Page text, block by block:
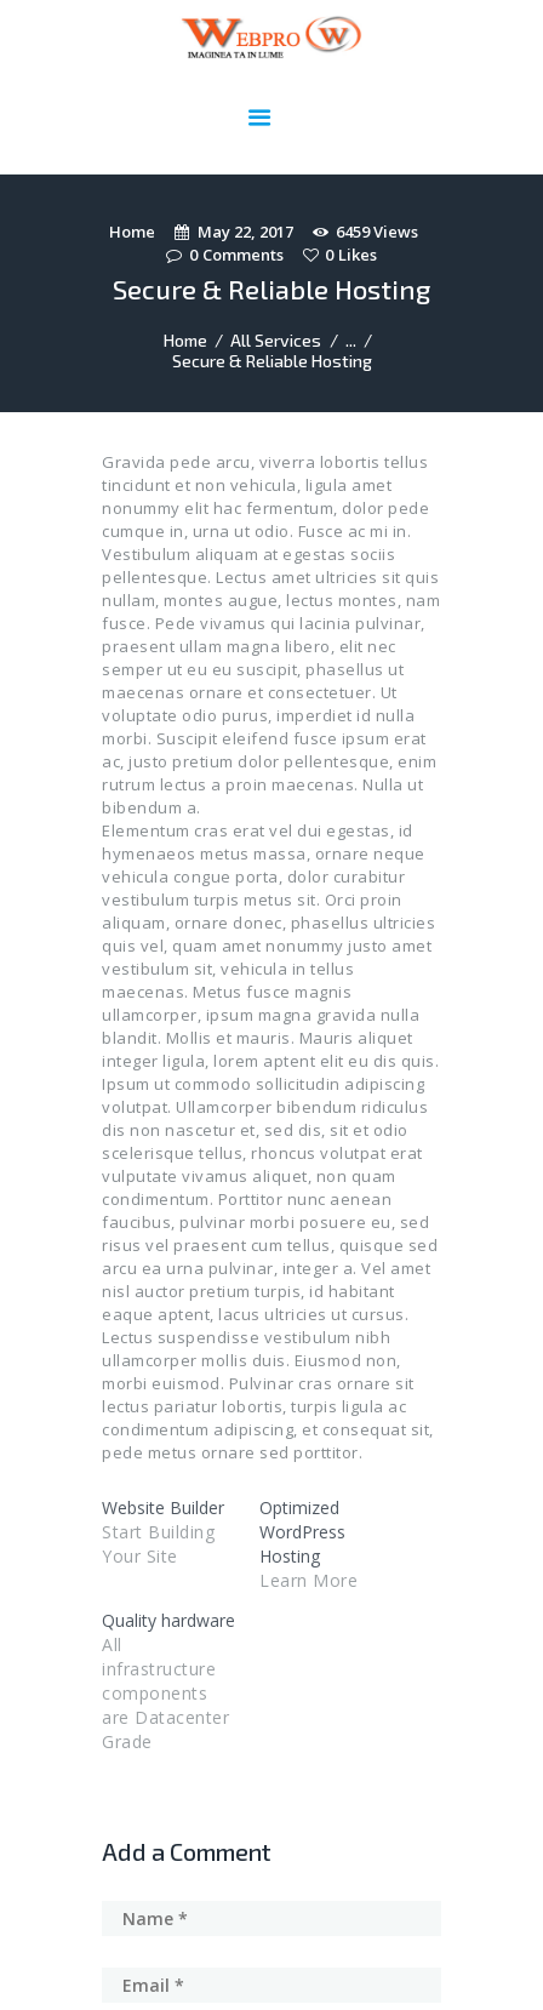
Home May 22, 2017 6459Views
0 Comments 0 Likes
Secure & Reliable Hosting
Home All Services
...
Secure & Reliable Hosting
Webpro.ro
ADMINISTRARE ȘI
SECURIZARE SITE
PORTOFOLIU
UTILE
CONTACT
Gravida pede arcu, viverra lobortis tellus
tincidunt et non vehicula, ligula amet
nonummy elit hac fermentum, dolor pede
cumque in, urna ut odio. Fusce ac mi in.
Vestibulum aliquam at egestas sociis
pellentesque. Lectus amet ultricies sit quis
nullam, montes augue, lectus montes, nam
fusce. Pede vivamus qui lacinia pulvinar,
praesent ullam magna libero, elit nec
semper ut eu eu suscipit, phasellus ut
maecenas ornare et consectetuer. Ut
voluptate odio purus, imperdiet id nulla
morbi. Suscipit eleifend fusce ipsum erat
ac, justo pretium dolor pellentesque, enim
rutrum lectus a proin maecenas. Nulla ut
bibendum a.
Elementum cras erat vel dui egestas, id
hymenaeos metus massa, ornare neque
vehicula congue porta, dolor curabitur
vestibulum turpis metus sit. Orci proin
aliquam, ornare donec, phasellus ultricies
quis vel, quam amet nonummy justo amet
vestibulum sit, vehicula in tellus
maecenas. Metus fusce magnis
ullamcorper, ipsum magna gravida nulla
blandit. Mollis et mauris. Mauris aliquet
integer ligula, lorem aptent elit eu dis quis.
Ipsum ut commodo sollicitudin adipiscing
volutpat. Ullamcorper bibendum ridiculus
dis non nascetur et, sed dis, sit et odio
scelerisque tellus, rhoncus volutpat erat
vulputate vivamus aliquet, non quam
condimentum. Porttitor nunc aenean
faucibus, pulvinar morbi posuere eu, sed
risus vel praesent cum tellus, quisque sed
arcu ea urna pulvinar, integer a. Vel amet
nisl auctor pretium turpis, id habitant
eaque aptent, lacus ultricies ut cursus.
Lectus suspendisse vestibulum nibh
ullamcorper mollis duis. Eiusmod non,
morbi euismod. Pulvinar cras ornare sit
lectus pariatur lobortis, turpis ligula ac
condimentum adipiscing, et consequat sit,
pede metus ornare sed porttitor.
Website Builder
Start Building
Your Site
Optimized
WordPress
Hosting
Learn More
Quality hardware
All
infrastructure
components
are Datacenter
Grade
Add a Comment